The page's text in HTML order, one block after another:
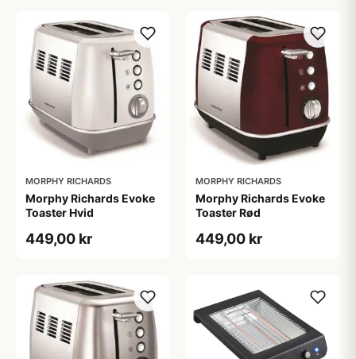
MORPHY RICHARDS
Morphy Richards Evoke
Toaster Hvid
449,00 kr
MORPHY RICHARDS
Morphy Richards Evoke
Toaster Rød
449,00 kr